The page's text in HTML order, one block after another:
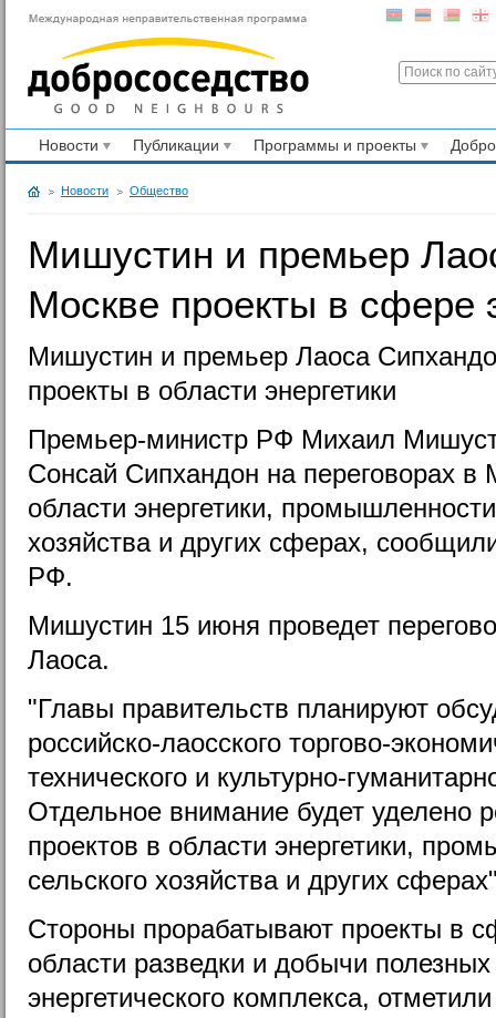
Новости Публикации Программы и проекты
Новости Общество
Мишустин и премьер
Москве проекты в сфере
Мишустин и премьер Лаоса
проекты в области энергетики
Премьер-министр РФ Михаил
Сонсай Сипхандон на переговорах в
области энергетики,
хозяйства и других сферах,
РФ.
Мишустин 15 июня проведет
Лаоса.
"Главы правительств планируют
российско-лаосского торгово-
технического и культурно-
Отдельное внимание будет уделено
проектов в области энергетики,
сельского хозяйства и других
Стороны прорабатывают проекты в
области разведки и добычи
энергетического комплекса,